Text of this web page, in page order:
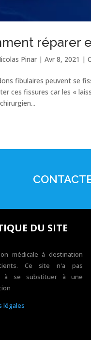
réparer
Pinar |Avr 8, 2021 |
fibulaires peuvent se
ces fissures car les «
DU SITE
médicale à destination
Ce site n'a pas
à se substituer à une
légales